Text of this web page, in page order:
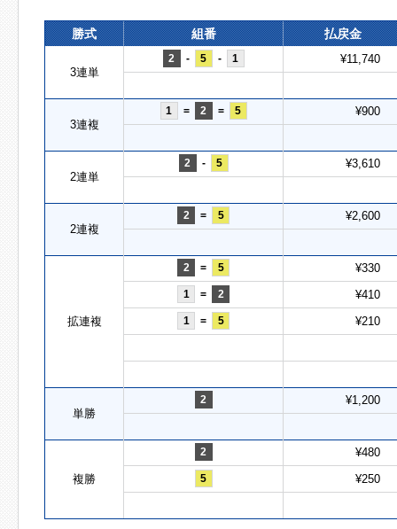
勝式 組番 払戻金
3連単
2 - 5 - 1 ¥11,740
3連複
1 = 2 = 5 ¥900
2連単
2 - 5 ¥3,610
2連複
2 = 5 ¥2,600
拡連複
2 = 5 ¥330
1 = 2 ¥410
1 = 5 ¥210
単勝
2 ¥1,200
複勝
2 ¥480
5 ¥250